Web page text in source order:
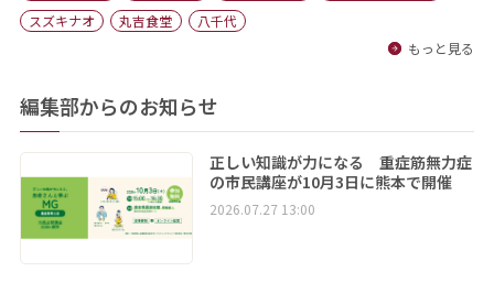
スズキナオ
丸吉食堂
八千代
もっと見る
編集部からのお知らせ
正しい知識が力になる 重症筋無力症
の市民講座が10月3日に熊本で開催
2026.07.27 13:00